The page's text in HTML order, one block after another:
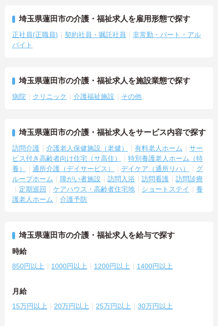
埼玉県蓮田市の介護・福祉求人を雇用形態で探す
正社員(正職員) 契約社員・嘱託社員
非常勤・パート・アル
バイト
埼玉県蓮田市の介護・福祉求人を施設業態で探す
病院 クリニック 介護福祉施設 その他
埼玉県蓮田市の介護・福祉求人をサービス内容で探す
訪問介護 介護老人保健施設（老健） 有料老人ホーム
サー
ビス付き高齢者向け住宅（サ高住）
特別養護老人ホーム（特
養）
通所介護（デイサービス） デイケア（通所リハ）
グ
ループホーム
障がい者施設 訪問入浴 訪問看護
訪問診療
定期巡回
ケアハウス・高齢者住宅地 ショートステイ
養
護老人ホーム
介護予防
埼玉県蓮田市の介護・福祉求人を給与で探す
時給
850円以上 1000円以上 1200円以上 1400円以上
月給
15万円以上 20万円以上 25万円以上 30万円以上